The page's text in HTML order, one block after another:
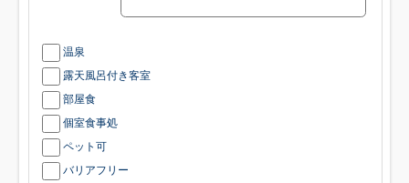
温泉
露天風呂付き客室
部屋食
個室食事処
ペット可
バリアフリー